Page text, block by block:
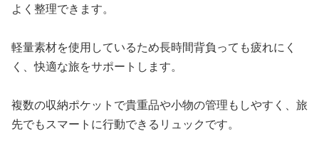
よく整理できます。
軽量素材を使用しているため長時間背負っても疲れにく
く、快適な旅をサポートします。
複数の収納ポケットで貴重品や小物の管理もしやすく、旅
先でもスマートに行動できるリュックです。